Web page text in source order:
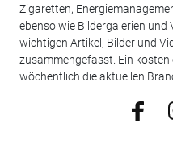
Zigaretten,
ebenso wie Bildergalerien und
wichtigen Artikel, Bilder und
zusammengefasst. Ein
wöchentlich die aktuellen